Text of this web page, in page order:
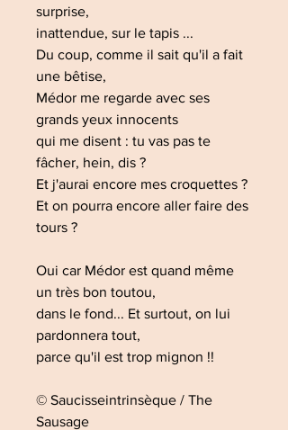
surprise,
inattendue, sur le tapis ...
Du coup, comme il sait qu'il a fait
une bêtise,
Médor me regarde avec ses
grands yeux innocents
qui me disent : tu vas pas te
fâcher, hein, dis ?
Et j'aurai encore mes croquettes ?
Et on pourra encore aller faire des
tours ?
Oui car Médor est quand même
un très bon toutou,
dans le fond... Et surtout, on lui
pardonnera tout,
parce qu'il est trop mignon !!
© Saucisseintrinsèque / The
Sausage